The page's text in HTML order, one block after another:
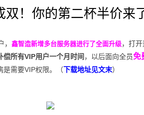
！你的第二杯半价来了
鑫智造新增多台服务器进行了全面升级，打
所有VIP用户一个月时间 ，以后面向全员免
是需要VIP权限。（下载地址见文末）